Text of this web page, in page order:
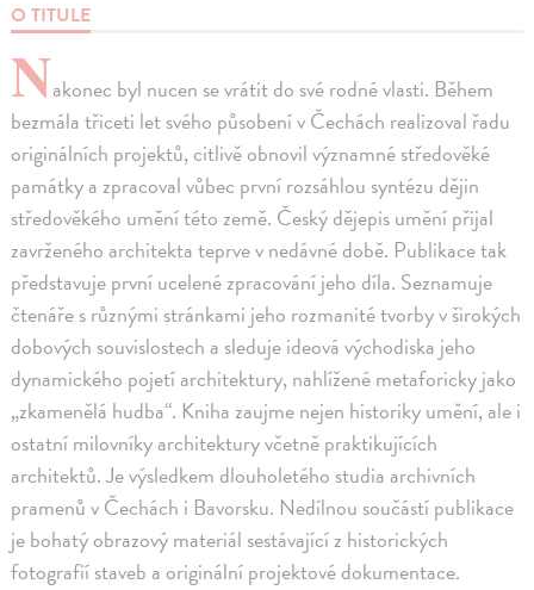
O TITULE
Nakonec byl nucen se vrátit do své rodné vlasti. Během
bezmála třiceti let svého působení v Čechách realizoval řadu
originálních projektů, citlivě obnovil významné středověké
památky a zpracoval vůbec první rozsáhlou syntézu dějin
středověkého umění této země. Český dějepis umění přijal
zavrženého architekta teprve v nedávné době. Publikace tak
představuje první ucelené zpracování jeho díla. Seznamuje
čtenáře s různými stránkami jeho rozmanité tvorby v širokých
dobových souvislostech a sleduje ideová východiska jeho
dynamického pojetí architektury, nahlížené metaforicky jako
„zkamenělá hudba“. Kniha zaujme nejen historiky umění, ale i
ostatní milovníky architektury včetně praktikujících
architektů. Je výsledkem dlouholetého studia archivních
pramenů v Čechách i Bavorsku. Nedílnou součástí publikace
je bohatý obrazový materiál sestávající z historických
fotografií staveb a originální projektové dokumentace.